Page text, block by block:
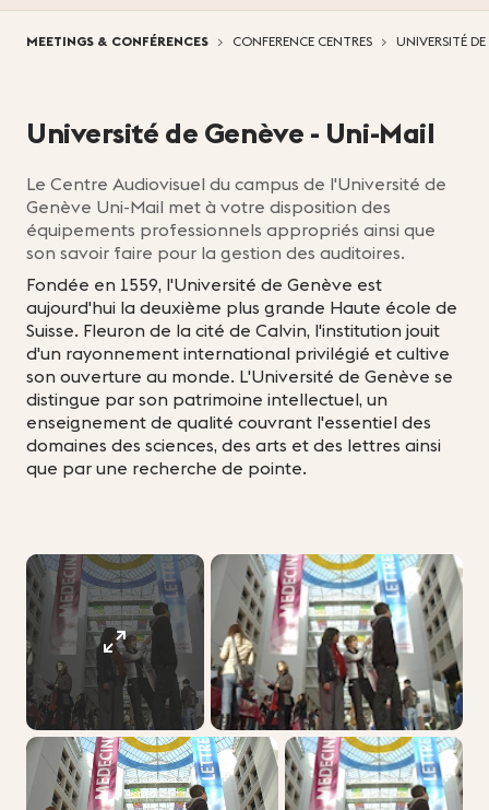
MEETINGS & CONFÉRENCES CONFERENCE CENTRES UNIVERSITÉ
Université de Genève - Uni-Mail
Le Centre Audiovisuel du campus de l'Université de
Genève Uni-Mail met à votre disposition des
équipements professionnels appropriés ainsi que
son savoir faire pour la gestion des auditoires.
Fondée en 1559, l'Université de Genève est
aujourd'hui la deuxième plus grande Haute école de
Suisse. Fleuron de la cité de Calvin, l'institution jouit
d'un rayonnement international privilégié et cultive
son ouverture au monde. L'Université de Genève se
distingue par son patrimoine intellectuel, un
enseignement de qualité couvrant l'essentiel des
domaines des sciences, des arts et des lettres ainsi
que par une recherche de pointe.